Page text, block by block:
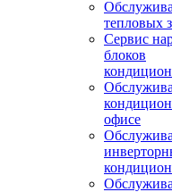
тепловых
Сервис
блоков
офисе